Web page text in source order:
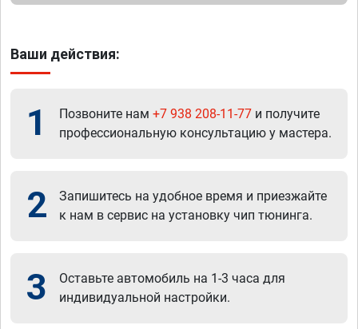
Ваши действия:
1 Позвоните нам +7 938 208-11-77 и получите
профессиональную консультацию у мастера.
2
Запишитесь на удобное время и приезжайте
к нам в сервис на установку чип тюнинга.
3
Оставьте автомобиль на 1-3 часа для
индивидуальной настройки.